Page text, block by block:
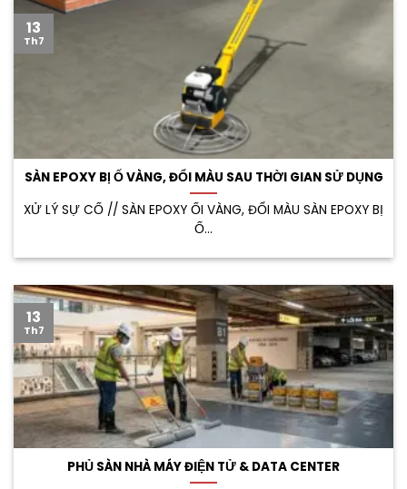
SÀN EPOXY BỊ Ố VÀNG, ĐỔI MÀU SAU THỜI GIAN SỬ DỤNG
XỬ LÝ SỰ CỐ // SÀN EPOXY ỐI VÀNG, ĐỔI MÀU SÀN EPOXY BỊ
Ố...
13
Th7
PHỦ SÀN NHÀ MÁY ĐIỆN TỬ & DATA CENTER
13
Th7